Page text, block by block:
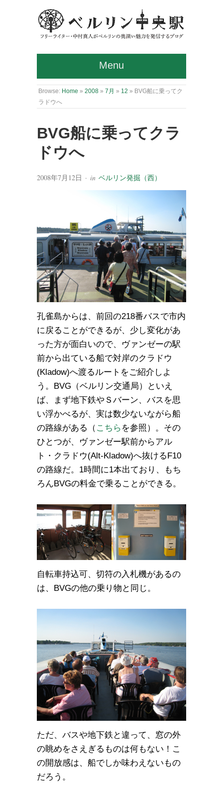
Menu
Browse: Home » 2008 » 7月 » 12 » BVG船に乗ってク
ラドウへ
BVG船に乗ってクラ
ドウへ
2008年7月12日 · in ベルリン発掘（西）
孔雀島からは、前回の218番バスで市内
に戻ることができるが、少し変化があ
った方が面白いので、ヴァンゼーの駅
前から出ている船で対岸のクラドウ
(Kladow)へ渡るルートをご紹介しよ
う。BVG（ベルリン交通局）といえ
ば、まず地下鉄やＳバーン、バスを思
い浮かべるが、実は数少ないながら船
の路線がある（ こちら を参照）。その
ひとつが、ヴァンゼー駅前からアル
ト・クラドウ(Alt-Kladow)へ抜けるF10
の路線だ。1時間に1本出ており、もち
ろんBVGの料金で乗ることができる。
自転車持込可、切符の入札機があるの
は、BVGの他の乗り物と同じ。
ただ、バスや地下鉄と違って、窓の外
の眺めをさえぎるものは何もない！こ
の開放感は、船でしか味わえないもの
だろう。